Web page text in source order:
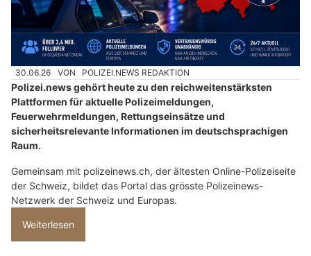
30.06.26 VON POLIZEI.NEWS REDAKTION
Polizei.news gehört heute zu den reichweitenstärksten
Plattformen für aktuelle Polizeimeldungen,
Feuerwehrmeldungen, Rettungseinsätze und
sicherheitsrelevante Informationen im deutschsprachigen
Raum.
Gemeinsam mit polizeinews.ch, der ältesten Online-Polizeiseite
der Schweiz, bildet das Portal das grösste Polizeinews-
Netzwerk der Schweiz und Europas.
Weiterlesen